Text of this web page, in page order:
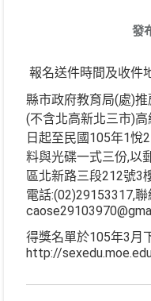
發
報名送件時間及收件
縣市政府教育局(處)
(不含北高新北三市)
日起至民國105年1悅
料與光碟一式三份,以
區北新路三段212號3
電話:(02)29153317,
得獎名單於105年3月
http://